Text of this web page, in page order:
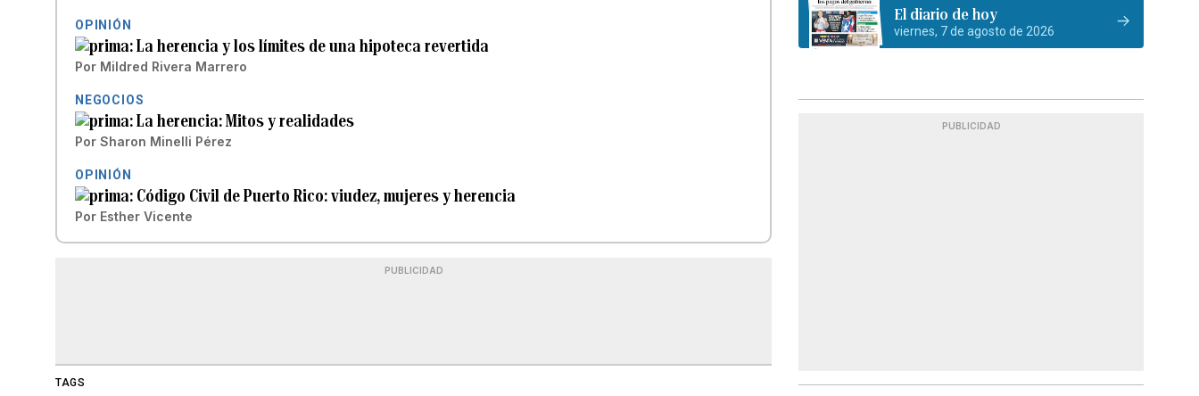
OPINIÓN
La herencia y los límites de una hipoteca revertida
Por Mildred Rivera Marrero
NEGOCIOS
La herencia: Mitos y realidades
Por Sharon Minelli Pérez
OPINIÓN
Código Civil de Puerto Rico: viudez, mujeres y herencia
Por Esther Vicente
PUBLICIDAD
TAGS
El diario de hoy
viernes, 7 de agosto de 2026
PUBLICIDAD